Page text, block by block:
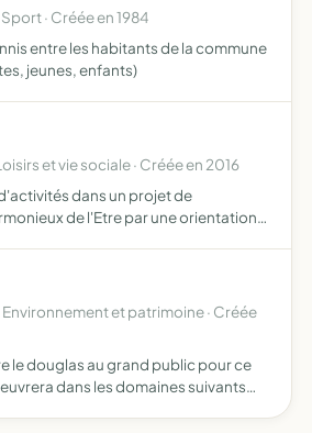
· Créée en 1984
entre les habitants de la commune
jeunes, enfants)
et vie sociale · Créée en 2016
dans un projet de
de l'Etre par une orientation
Environnement et patrimoine · Créée
le douglas au grand public pour ce
dans les domaines suivants